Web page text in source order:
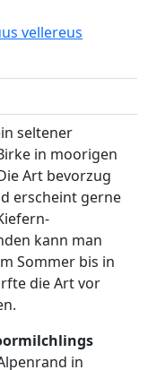
vellereus
seltener
in moorigen
Art bevorzug
erscheint gerne
kann man
Sommer bis in
die Art vor
in